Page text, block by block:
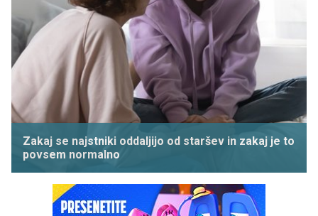
Zakaj se najstniki oddaljijo od staršev in zakaj je to
povsem normalno